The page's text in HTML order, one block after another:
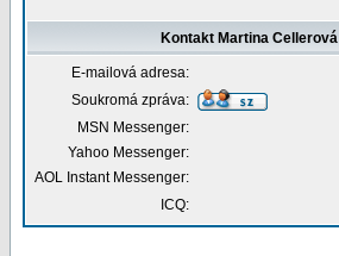
Kontakt Martina Cellerová
E-mailová adresa:
Soukromá zpráva:
MSN Messenger:
Yahoo Messenger:
AOL Instant Messenger:
ICQ: